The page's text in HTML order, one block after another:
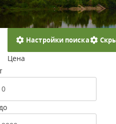
Настройки поиска
Цена